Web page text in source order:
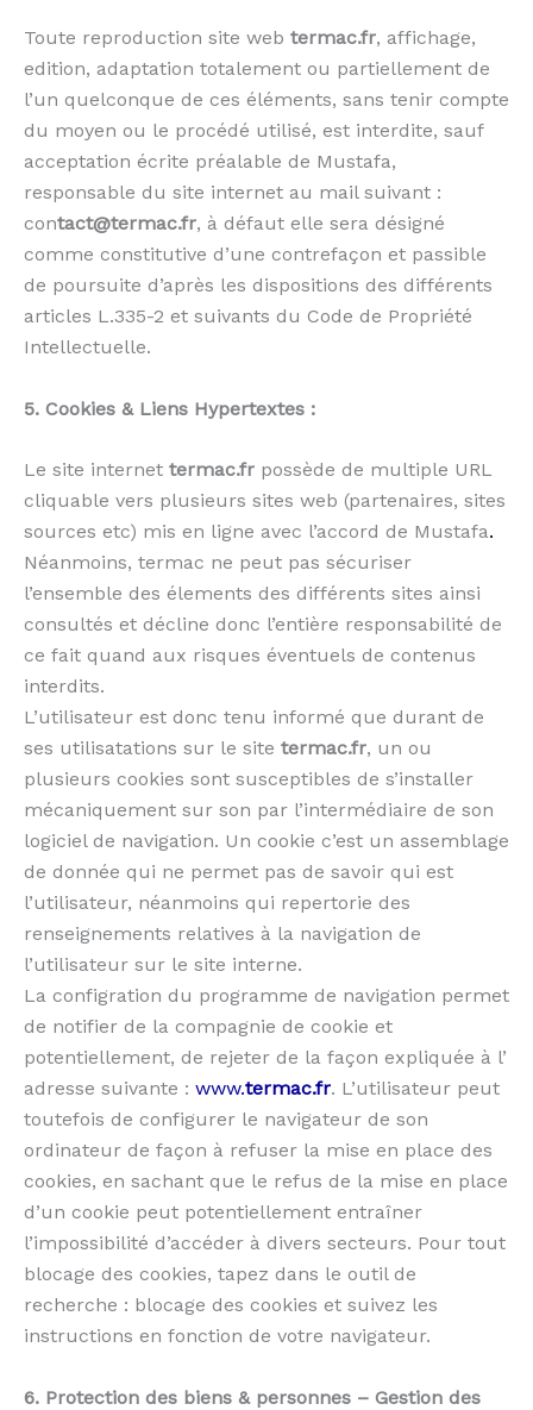
Toute reproduction site web termac.fr, affichage,
edition, adaptation totalement ou partiellement de
l’un quelconque de ces éléments, sans tenir compte
du moyen ou le procédé utilisé, est interdite, sauf
acceptation écrite préalable de Mustafa,
responsable du site internet au mail suivant :
contact@termac.fr, à défaut elle sera désigné
comme constitutive d’une contrefaçon et passible
de poursuite d’après les dispositions des différents
articles L.335-2 et suivants du Code de Propriété
Intellectuelle.
5. Cookies & Liens Hypertextes :
Le site internet termac.fr possède de multiple URL
cliquable vers plusieurs sites web (partenaires, sites
sources etc) mis en ligne avec l’accord de Mustafa.
Néanmoins, termac ne peut pas sécuriser
l’ensemble des élements des différents sites ainsi
consultés et décline donc l’entière responsabilité de
ce fait quand aux risques éventuels de contenus
interdits.
L’utilisateur est donc tenu informé que durant de
ses utilisatations sur le site termac.fr, un ou
plusieurs cookies sont susceptibles de s’installer
mécaniquement sur son par l’intermédiaire de son
logiciel de navigation. Un cookie c’est un assemblage
de donnée qui ne permet pas de savoir qui est
l’utilisateur, néanmoins qui repertorie des
renseignements relatives à la navigation de
l’utilisateur sur le site interne.
La configration du programme de navigation permet
de notifier de la compagnie de cookie et
potentiellement, de rejeter de la façon expliquée à l’
adresse suivante : www.termac.fr. L’utilisateur peut
toutefois de configurer le navigateur de son
ordinateur de façon à refuser la mise en place des
cookies, en sachant que le refus de la mise en place
d’un cookie peut potentiellement entraîner
l’impossibilité d’accéder à divers secteurs. Pour tout
blocage des cookies, tapez dans le outil de
recherche : blocage des cookies et suivez les
instructions en fonction de votre navigateur.
6. Protection des biens & personnes – Gestion des